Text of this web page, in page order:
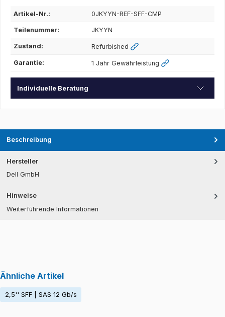
Artikel-Nr.: 0JKYYN-REF-SFF-CMP
Teilenummer: JKYYN
Zustand: Refurbished
Garantie: 1 Jahr Gewährleistung
Individuelle Beratung
Beschreibung
Hersteller
Dell GmbH
Hinweise
Weiterführende Informationen
Ähnliche Artikel
2,5'' SFF | SAS 12 Gb/s